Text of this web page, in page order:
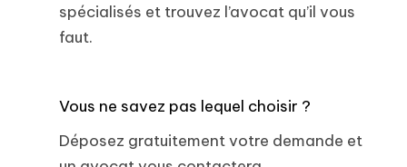
spécialisés et trouvez l’avocat qu’il vous
faut.
Vous ne savez pas lequel choisir ?
Déposez gratuitement votre demande et